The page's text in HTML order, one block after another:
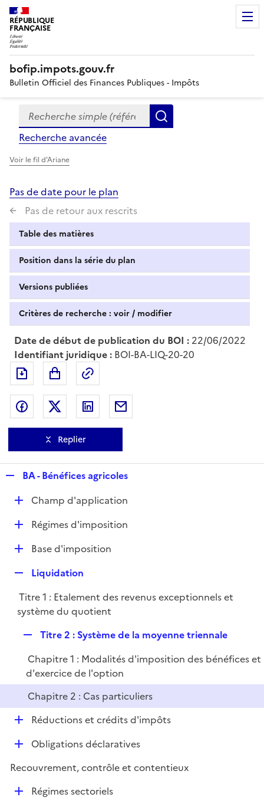
RÉPUBLIQUE
FRANÇAISE
bofip.impots.gouv.fr
Bulletin Officiel des Finances Publiques - Impôts
Formulaire
de
recherche
Recherche simple (références, mots clés, partie du
Recherche avancée
Voir le fil d'Ariane
Pas de date pour le plan
Pas de retour aux rescrits
Table des matières
Position dans la série du plan
Versions publiées
Critères de recherche : voir / modifier
Date de début de publication du BOI : 22/06/2022
Identifiant juridique : BOI-BA-LIQ-20-20
Exporter le document au format pdf
Partager sur Facebook
Partager sur Twitter
Partager sur LinkedIn
Replier
p
l
i
e
BA - Bénéfices agricoles
DChamp d'application
D
e
r
Régimes d'imposition
D
l
i
e
r
Base d'imposition
p
l
r
Liquidation
Titre 1 : Etalement des revenus exceptionnels et
système du quotient
p
l
i
e
r
Titre 2 : Système de la moyenne triennale
Chapitre 1 : Modalités d'imposition des bénéfices et
d'exercice de l'option
Chapitre 2 : Cas particuliers
D
i
Réductions et crédits d'impôts
D
p
Obligations déclaratives
Recouvrement, contrôle et contentieux
DRégimes sectoriels